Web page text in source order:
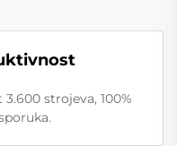
strojeva, 100%